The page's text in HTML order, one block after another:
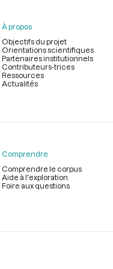
À propos
Objectifs du projet
Orientations scientifiques
Partenaires institutionnels
Contributeurs-trices
Ressources
Actualités
Comprendre
Comprendre le corpus
Aide à l'exploration
Foire aux questions